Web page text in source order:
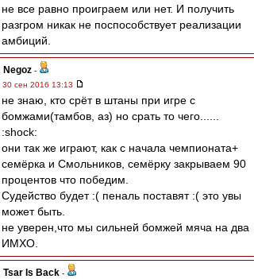
не все равно проиграем или нет. И получить
разгром никак не поспособствует реализации
амбиций.
Negoz -
30 сен 2016 13:13
не знаю, кто срёт в штаны при игре с
бомжами(тамбов, аз) но срать то чего......
:shock:
они так же играют, как с начала чемпионата+
семёрка и Смольников, семёрку закрываем 90
процентов что победим.
Судейство будет :( пеналь поставят :( это увы
может быть.
не уверен,что мы сильней бомжей мяча на два
ИМХО.
Tsar Is Back -